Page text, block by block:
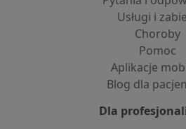
Usługi i
Choroby
Pomoc
Aplikacje
Blog dla
Dla